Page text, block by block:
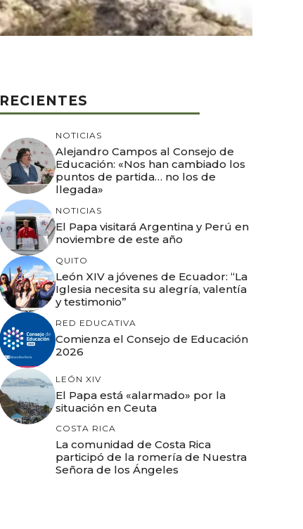
RECIENTES
NOTICIAS
Alejandro Campos al Consejo de
Educación: «Nos han cambiado los
puntos de partida… no los de
llegada»
NOTICIAS
El Papa visitará Argentina y Perú en
noviembre de este año
QUITO
León XIV a jóvenes de Ecuador: “La
Iglesia necesita su alegría, valentía
y testimonio”
RED EDUCATIVA
Comienza el Consejo de Educación
2026
LEÓN XIV
El Papa está «alarmado» por la
situación en Ceuta
COSTA RICA
La comunidad de Costa Rica
participó de la romería de Nuestra
Señora de los Ángeles